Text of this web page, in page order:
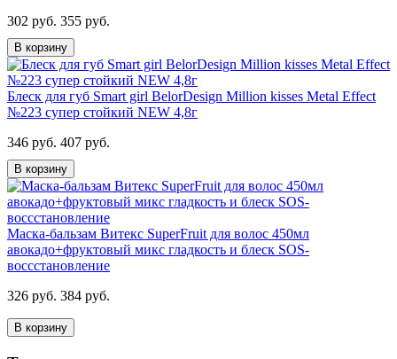
302 руб. 355 руб.
В корзину
Блеск для губ Smart girl BelorDesign Million kisses Metal Effect
№223 супер стойкий NEW 4,8г
346 руб. 407 руб.
В корзину
Маска-бальзам Витекс SuperFruit для волос 450мл
авокадо+фруктовый микс гладкость и блеск SOS-
воссстановление
326 руб. 384 руб.
В корзину